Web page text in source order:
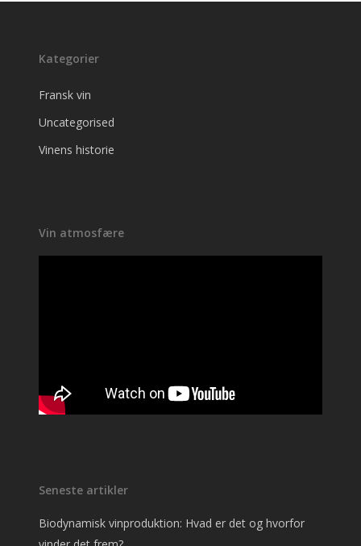
Kategorier
Fransk vin
Uncategorised
Vinens historie
Vin atmosfære
Seneste artikler
Biodynamisk vinproduktion: Hvad er det og hvorfor